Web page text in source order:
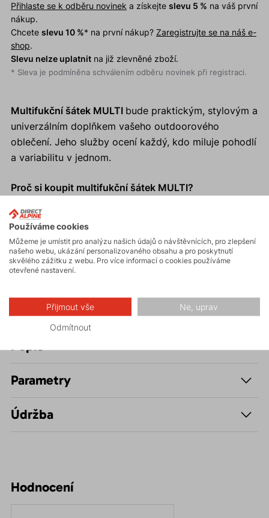
Přihlaste se k odběru novinek a získejte slevu 5 % na váš první
nákup.
Chcete slevu 10 %* na první nákup? Zaregistrujte se na náš e-
shop.
Slevu nelze uplatnitna již zlevněné zboží.
* Sleva je podmíněna schválením odběru novinek při registraci.
Multifukční šátek MULTI bude praktickým, stylovým a
univerzálním doplňkem vašeho outdoorového
oblečení. Jeho služby ocení každý, kdo miluje pohodlí
a variabilitu v jednom.
Proč si koupit multifukční šátek MULTI?
Jeden šátek, nekonečné možnosti využití.
Příjemný materiál, který nedráždí pokožku.
K dispozici v různých barvách a designech.
Kvalitní mikrovlákno zajišťuje dlouhou životnost.
Snadno se vejde do kapsy nebo batohu.
Popis
Parametry
Údržba
Hodnocení
Používáme cookies
Můžeme je umístit pro analýzu našich údajů o návštěvnících, pro zlepšení
našeho webu, ukázání personalizovaného obsahu a pro poskytnutí
skvělého zážitku z webu. Pro více informací o cookies používáme
otevřené nastavení.
Přijmout vše Ne, uprav
Odmítnout